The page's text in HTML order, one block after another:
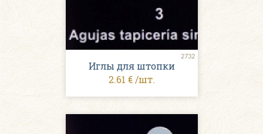
2732
Иглы для штопки
2.61 € /шт.